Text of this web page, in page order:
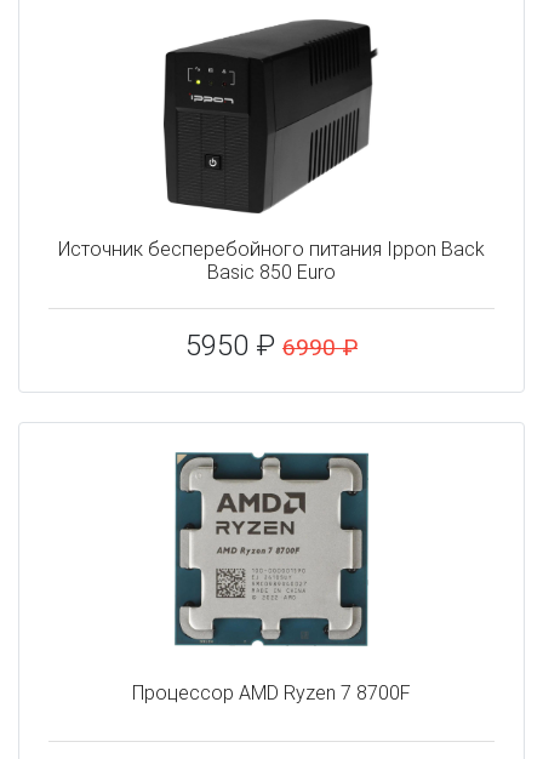
Источник бесперебойного питания Ippon Back
Basic 850 Euro
5950 ₽ 6990 ₽
Процессор AMD Ryzen 7 8700F